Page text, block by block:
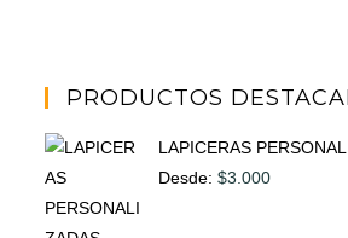
PRODUCTOS
LAPICERAS
Desde:$3.000